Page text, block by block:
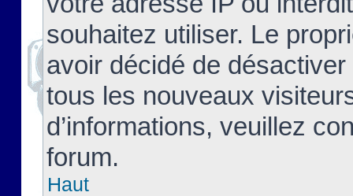
souhaitez utiliser. Le
avoir décidé de
tous les nouveaux
d’informations, veuillez
forum.
Haut